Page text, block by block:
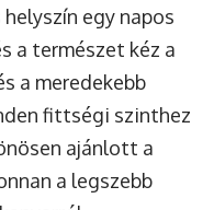
egy napos
a természet kéz a
a meredekebb
fittségi szinthez
ajánlott a
a legszebb